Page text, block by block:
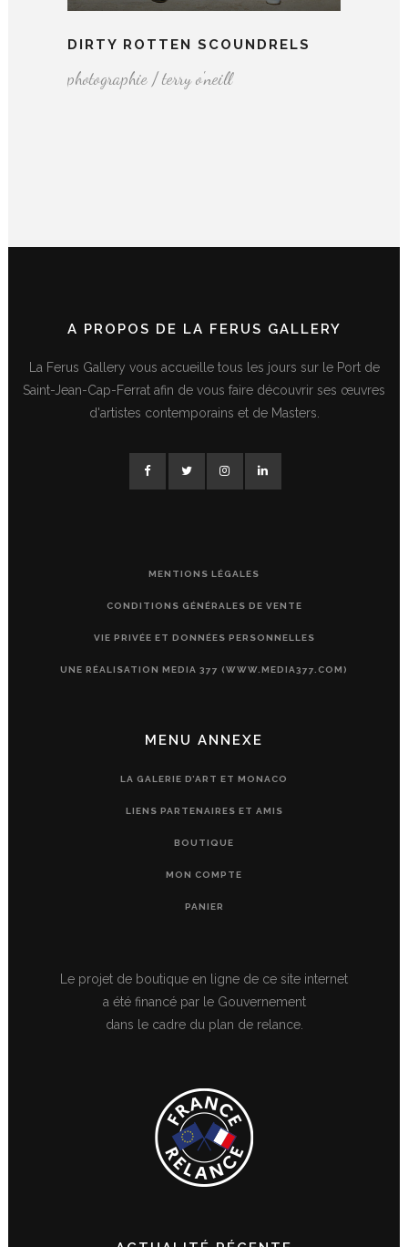
DIRTY ROTTEN SCOUNDRELS
photographie / terry o'neill
A PROPOS DE LA FERUS GALLERY
La Ferus Gallery vous accueille tous les jours sur le Port de
Saint-Jean-Cap-Ferrat afin de vous faire découvrir ses œuvres
d'artistes contemporains et de Masters.
MENTIONS LÉGALES
CONDITIONS GÉNÉRALES DE VENTE
VIE PRIVÉE ET DONNÉES PERSONNELLES
UNE RÉALISATION MEDIA 377 (WWW.MEDIA377.COM)
MENU ANNEXE
LA GALERIE D’ART ET MONACO
LIENS PARTENAIRES ET AMIS
BOUTIQUE
MON COMPTE
PANIER
Le projet de boutique en ligne de ce site internet
a été financé par le Gouvernement
dans le cadre du plan de relance.